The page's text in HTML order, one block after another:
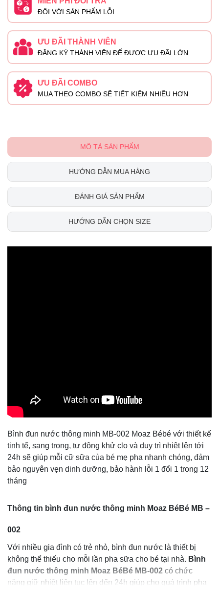
ĐỐI VỚI SẢN PHẨM LỖI
ƯU ĐÃI THÀNH VIÊN
ĐĂNG KÝ THÀNH VIÊN ĐỂ ĐƯỢC ƯU ĐÃI LỚN
ƯU ĐÃI COMBO
MUA THEO COMBO SẼ TIẾT KIỆM NHIỀU HƠN
MÔ TẢ SẢN PHẨM
HƯỚNG DẪN MUA HÀNG
ĐÁNH GIÁ SẢN PHẨM
HƯỚNG DẪN CHỌN SIZE
Bình đun nước thông minh MB-002 Moaz Bébé với thiết kế
tinh tế, sang trọng, tự động khử clo và duy trì nhiệt lên tới
24h sẽ giúp mỗi cữ sữa của bé mẹ pha nhanh chóng, đảm
bảo nguyên vẹn dinh dưỡng, bảo hành lỗi 1 đổi 1 trong 12
tháng
Thông tin bình đun nước thông minh Moaz BéBé MB –
002
Với nhiều gia đình có trẻ nhỏ, bình đun nước là thiết bị
không thể thiếu cho mỗi lần pha sữa cho bé tại nhà. Bình
đun nước thông minh Moaz BéBé MB-002 có chức
năng giữ nhiệt liên tục lên đến 24h giúp cho quá trình pha